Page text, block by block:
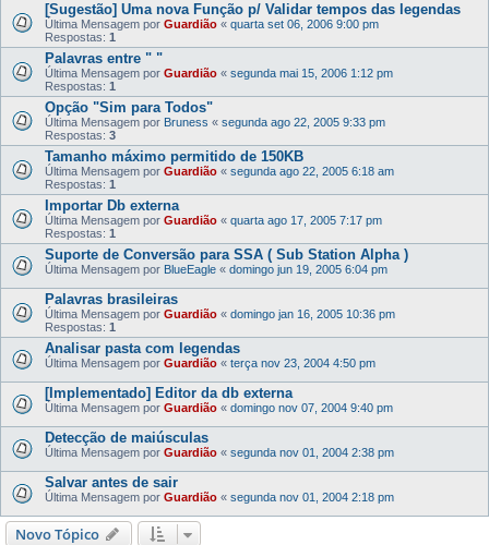
[Sugestão] Uma nova Função p/ Validar tempos das legendas
Última Mensagem por Guardião « quarta set 06, 2006 9:00 pm
Respostas: 1
Palavras entre " "
Última Mensagem por Guardião « segunda mai 15, 2006 1:12 pm
Respostas: 1
Opção "Sim para Todos"
Última Mensagem por Bruness « segunda ago 22, 2005 9:33 pm
Respostas: 3
Tamanho máximo permitido de 150KB
Última Mensagem por Guardião « segunda ago 22, 2005 6:18 am
Respostas: 1
Importar Db externa
Última Mensagem por Guardião « quarta ago 17, 2005 7:17 pm
Respostas: 1
Suporte de Conversão para SSA ( Sub Station Alpha )
Última Mensagem por BlueEagle « domingo jun 19, 2005 6:04 pm
Palavras brasileiras
Última Mensagem por Guardião « domingo jan 16, 2005 10:36 pm
Respostas: 1
Analisar pasta com legendas
Última Mensagem por Guardião « terça nov 23, 2004 4:50 pm
[Implementado] Editor da db externa
Última Mensagem por Guardião « domingo nov 07, 2004 9:40 pm
Detecção de maiúsculas
Última Mensagem por Guardião « segunda nov 01, 2004 2:38 pm
Salvar antes de sair
Última Mensagem por Guardião « segunda nov 01, 2004 2:18 pm
Novo Tópico